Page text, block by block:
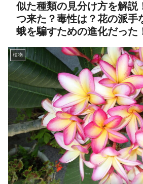
似た種類の見分け方を解説
つ来た？毒性は？花の派手
蛾を騙すための進化だった
植物